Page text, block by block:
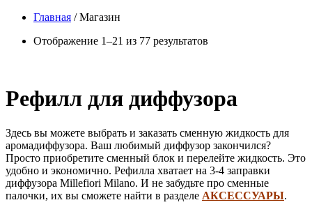
Главная /Магазин
Отображение 1–21 из 77 результатов
Рефилл для диффузора
Здесь вы можете выбрать и заказать сменную жидкость для
аромадиффузора. Ваш любимый диффузор закончился?
Просто приобретите сменный блок и перелейте жидкость. Это
удобно и экономично. Рефилла хватает на 3-4 заправки
диффузора Millefiori Milano. И не забудьте про сменные
палочки, их вы сможете найти в разделе АКСЕССУАРЫ.